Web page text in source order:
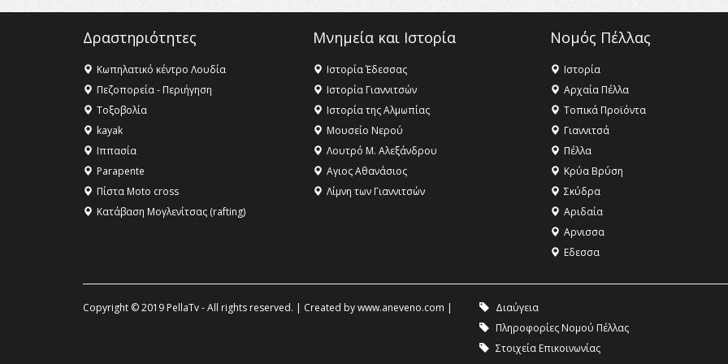
Δραστηριότητες
Κωπηλατικό κέντρο Λουδία
Πεζοπορεία - Περιήγηση
Τοξοβολία
kayak
Ιππασία
Parapente
Πίστα Moto cross
Κατάβαση Μογλενίτσας (rafting)
Μνημεία και Ιστορία
Ιστορία Έδεσσας
Ιστορία Γιαννιτσών
Ιστορία της Αλμωπίας
Μουσείο Νερού
Λουτρό Μ. Αλεξάνδρου
Αγιος Αθανάσιος
Λίμνη των Γιαννιτσών
Νομός Πέλλας
Ιστορία
Αρχαία Πέλλα
Τοπικά Προϊόντα
Γιαννιτσά
Πέλλα
Κρύα Βρύση
Σκύδρα
Αριδαία
Aρνισσα
Eδεσσα
Copyright © 2019 PellaTv - All rights reserved. | Created bywww.aneveno.com | Διαύγεια
Πληροφορίες Νομού Πέλλας
Στοιχεία Επικοινωνίας